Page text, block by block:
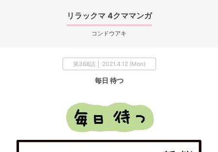
リラックマ 4クママンガ
コンドウアキ
第368話 │ 2021.4.12 (Mon)
毎日 待つ